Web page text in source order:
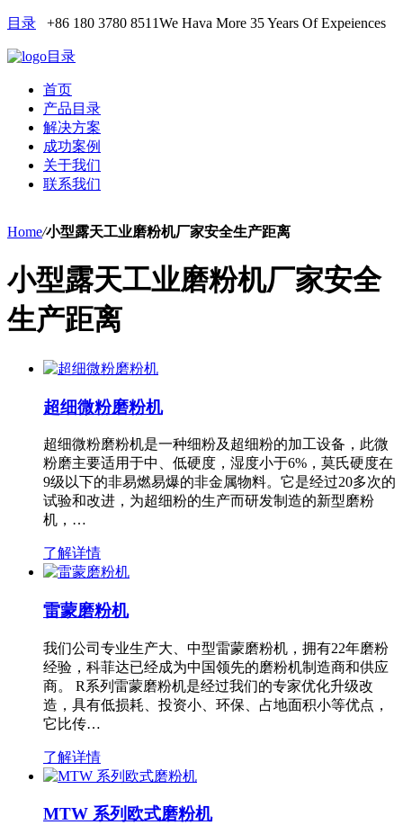
目录 +86 180 3780 8511We Hava More 35 Years Of Expeiences
目录
首页
产品目录
解决方案
成功案例
关于我们
联系我们
Home/小型露天工业磨粉机厂家安全生产距离
小型露天工业磨粉机厂家安全
生产距离
超细微粉磨粉机
超细微粉磨粉机是一种细粉及超细粉的加工设备，此微
粉磨主要适用于中、低硬度，湿度小于6%，莫氏硬度在
9级以下的非易燃易爆的非金属物料。它是经过20多次的
试验和改进，为超细粉的生产而研发制造的新型磨粉
机，…
了解详情
雷蒙磨粉机
我们公司专业生产大、中型雷蒙磨粉机，拥有22年磨粉
经验，科菲达已经成为中国领先的磨粉机制造商和供应
商。 R系列雷蒙磨粉机是经过我们的专家优化升级改
造，具有低损耗、投资小、环保、占地面积小等优点，
它比传…
了解详情
MTW 系列欧式磨粉机